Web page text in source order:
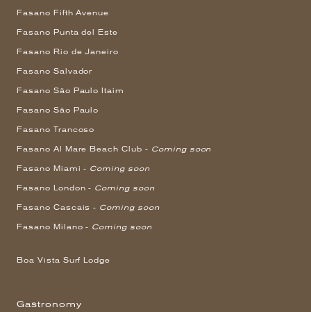
Fasano Fifth Avenue
Fasano Punta del Este
Fasano Rio de Janeiro
Fasano Salvador
Fasano São Paulo Itaim
Fasano São Paulo
Fasano Trancoso
Fasano Al Mare Beach Club - Coming soon
Fasano Miami - Coming soon
Fasano London - Coming soon
Fasano Cascais - Coming soon
Fasano Milano - Coming soon
Boa Vista Surf Lodge
Gastronomy